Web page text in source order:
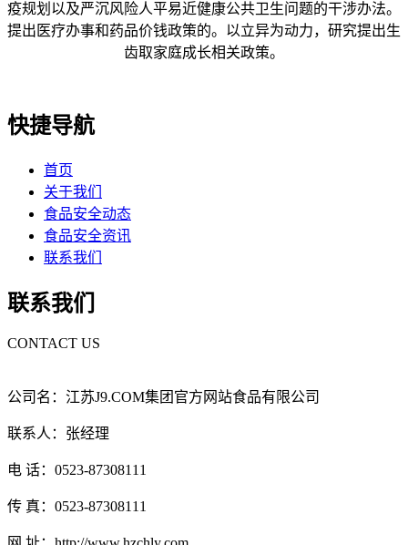
疫规划以及严沉风险人平易近健康公共卫生问题的干涉办法。
提出医疗办事和药品价钱政策的。以立异为动力，研究提出生
齿取家庭成长相关政策。
快捷导航
首页
关于我们
食品安全动态
食品安全资讯
联系我们
联系我们
CONTACT US
公司名：江苏J9.COM集团官方网站食品有限公司
联系人：张经理
电 话：0523-87308111
传 真：0523-87308111